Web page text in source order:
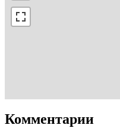
Комментарии